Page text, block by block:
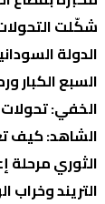
شكّلت
الدولة
السبع الكبار
الخفي: تحولات
الشاهد: كيف
الثوري مرحلة
التريند